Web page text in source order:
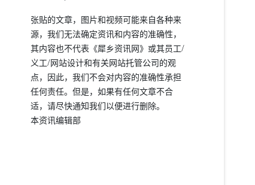
张贴的文章，图片和视频可能来自各种来
源，我们无法确定资讯和内容的准确性，
其内容也不代表《犀乡资讯网》或其员工/
义工/网站设计和有关网站托管公司的观
点，因此，我们不会对内容的准确性承担
任何责任。但是，如果有任何文章不合
适，请尽快通知我们以便进行删除。
本资讯编辑部